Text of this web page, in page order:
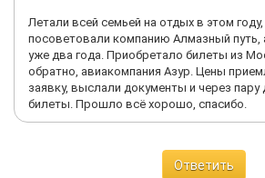
Летали всей семьей на отдых в этом году,
посоветовали компанию Алмазный путь,
уже два года. Приобретало билеты из
обратно, авиакомпания Азур. Цены
заявку, выслали документы и через пару
билеты. Прошло всё хорошо, спасибо.
Ответить